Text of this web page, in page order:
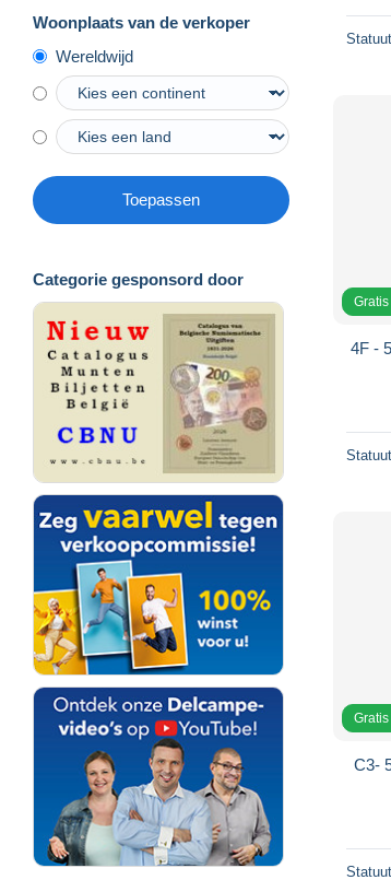
Woonplaats van de verkoper
Wereldwijd
Toepassen
Categorie gesponsord door
Statuut
4F -
Statuut
C3- 53 - EXTRAORDINARIO
Statuut